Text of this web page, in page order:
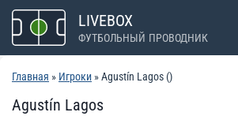
Перейти
содержимому
LIVEBOX
ФУТБОЛЬНЫЙ ПРОВОДНИК
Главная » Игроки » Agustín Lagos ()
Agustín Lagos